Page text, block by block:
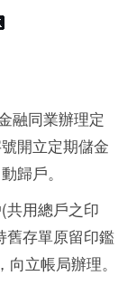
融同業辦理定
開立定期儲金
歸戶。
共用總戶之印
舊存單原留印鑑
立帳局辦理。